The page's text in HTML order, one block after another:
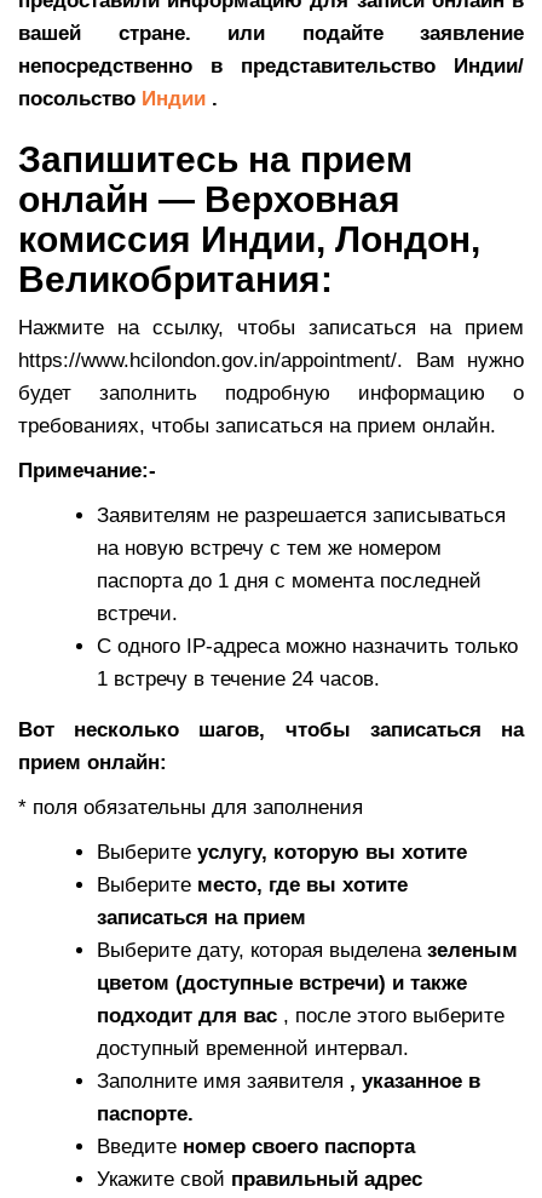
вашей стране. или подайте заявление
непосредственно в представительство Индии/
посольство Индии .
Запишитесь на прием
онлайн — Верховная
комиссия Индии, Лондон,
Великобритания:
Нажмите на ссылку, чтобы записаться на прием
https://www.hcilondon.gov.in/appointment/. Вам нужно
будет заполнить подробную информацию о
требованиях, чтобы записаться на прием онлайн.
Примечание:-
Заявителям не разрешается записываться
на новую встречу с тем же номером
паспорта до 1 дня с момента последней
встречи.
С одного IP-адреса можно назначить только
1 встречу в течение 24 часов.
Вот несколько шагов, чтобы записаться на
прием онлайн:
* поля обязательны для заполнения
Выберите услугу, которую вы хотите
Выберите место, где вы хотите
записаться на прием
Выберите дату, которая выделена зеленым
цветом (доступные встречи) и также
подходит для вас , после этого выберите
доступный временной интервал.
Заполните имя заявителя , указанное в
паспорте.
Введите номер своего паспорта
Укажите свой правильный адрес